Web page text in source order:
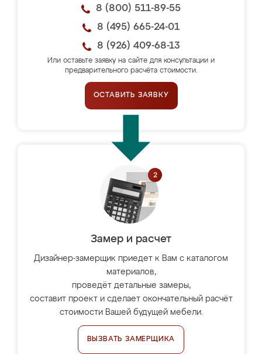
8 (800) 511-89-55
8 (495) 665-24-01
8 (926) 409-68-13
Или оставьте заявку на сайте для консультации и
предварительного расчёта стоимости.
ОСТАВИТЬ ЗАЯВКУ
Замер и расчет
Дизайнер-замерщик приедет к Вам с каталогом
материалов,
проведёт детальные замеры,
составит проект и сделает окончательный расчёт
стоимости Вашей будущей мебели.
ВЫЗВАТЬ ЗАМЕРЩИКА